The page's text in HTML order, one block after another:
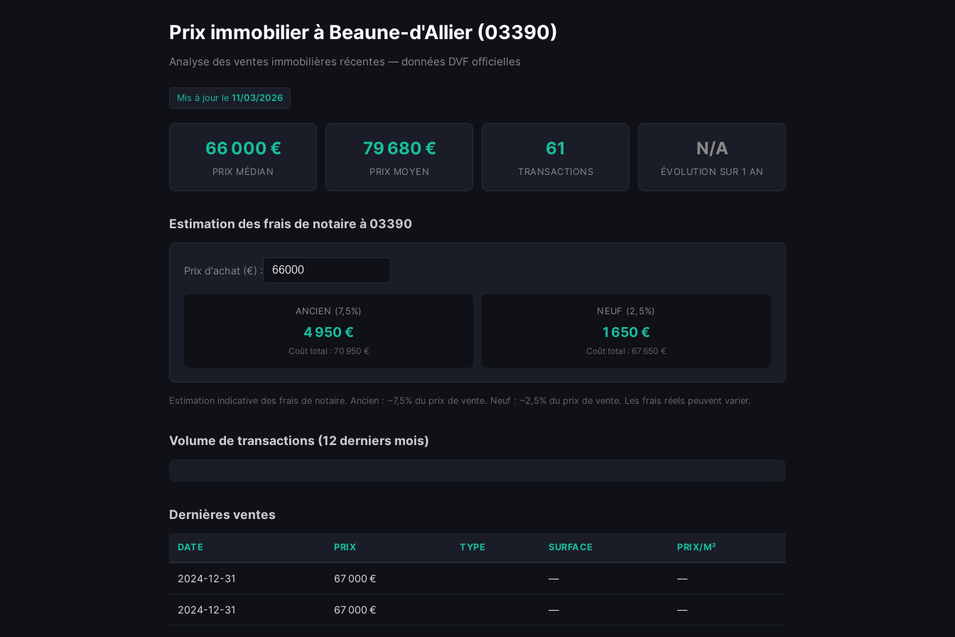
Prix immobilier à Beaune-d'Allier (03390)
Analyse des ventes immobilières récentes — données DVF officielles
Mis à jour le 11/03/2026
66 000 €
PRIX MÉDIAN
79 680 €
PRIX MOYEN
61
TRANSACTIONS
N/A
ÉVOLUTION SUR 1 AN
Estimation des frais de notaire à 03390
Prix d'achat (€) :
ANCIEN (7,5%)
4 950 €
Coût total : 70 950 €
NEUF (2,5%)
1 650 €
Coût total : 67 650 €
Estimation indicative des frais de notaire. Ancien : ~7,5% du prix de vente. Neuf : ~2,5% du prix de vente. Les frais réels peuvent varier.
Volume de transactions (12 derniers mois)
Dernières ventes
DATE PRIX TYPE SURFACE PRIX/M²
2024-12-31 67 000 € — —
2024-12-31 67 000 € — —